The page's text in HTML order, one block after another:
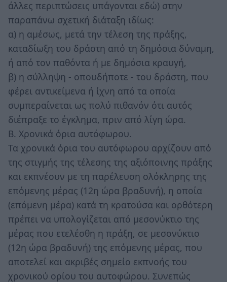
άλλες περιπτώσεις υπάγονται εδώ) στην
παραπάνω σχετική διάταξη ιδίως:
α) η αμέσως, μετά την τέλεση της πράξης,
καταδίωξη του δράστη από τη δημόσια δύναμη,
ή από τον παθόντα ή με δημόσια κραυγή,
β) η σύλληψη - οπουδήποτε - του δράστη, που
φέρει αντικείμενα ή ίχνη από τα οποία
συμπεραίνεται ως πολύ πιθανόν ότι αυτός
διέπραξε το έγκλημα, πριν από λίγη ώρα.
Β. Χρονικά όρια αυτόφωρου.
Τα χρονικά όρια του αυτόφωρου αρχίζουν από
της στιγμής της τέλεσης της αξιόποινης πράξης
και εκπνέουν με τη παρέλευση ολόκληρης της
επόμενης μέρας (12η ώρα βραδυνή), η οποία
(επόμενη μέρα) κατά τη κρατούσα και ορθότερη
πρέπει να υπολογίζεται από μεσονύκτιο της
μέρας που ετελέσθη η πράξη, σε μεσονύκτιο
(12η ώρα βραδυνή) της επόμενης μέρας, που
αποτελεί και ακριβές σημείο εκπνοής του
χρονικού ορίου του αυτοφώρου. Συνεπώς